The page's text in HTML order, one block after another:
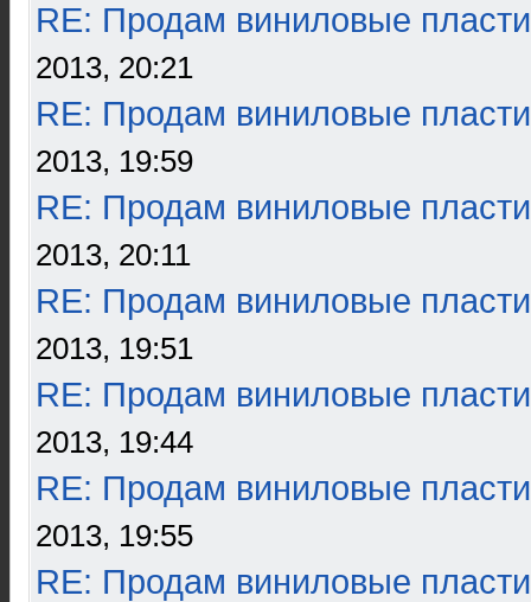
RE: Продам виниловые
2013, 20:21
RE: Продам виниловые
2013, 19:59
RE: Продам виниловые
2013, 20:11
RE: Продам виниловые
2013, 19:51
RE: Продам виниловые
2013, 19:44
RE: Продам виниловые
2013, 19:55
RE: Продам виниловые